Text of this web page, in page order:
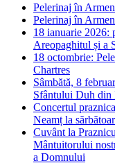
Pelerinaj în
Pelerinaj în
18 ianuarie 2026:
Areopaghitul și a
18 octombrie:
Chartres
Sâmbătă, 8
Sfântului Duh din
Concertul
Neamț la
Cuvânt la
Mântuitorului
a Domnului